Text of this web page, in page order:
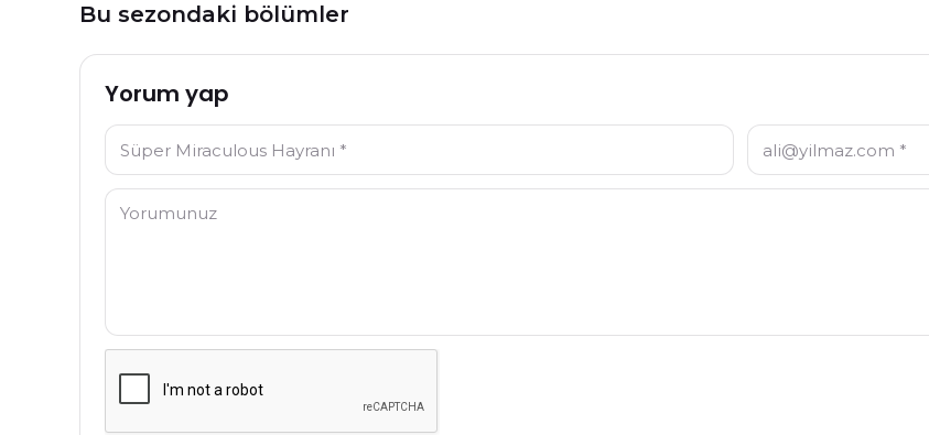
Tekrar Dene
Bu sezondaki bölümler
Yorum yap
İsim: * E-posta: *
Yorum: *